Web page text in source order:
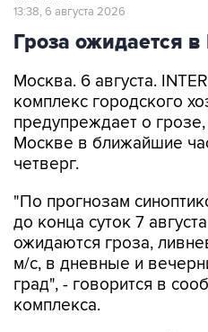
13:38, 6 августа 2026
Гроза ожидается
Москва. 6 августа.
комплекс городского
предупреждает о
Москве в ближайшие
четверг.
"По прогнозам
до конца суток 7
ожидаются гроза,
м/с, в дневные и
град", - говорится в
комплекса.